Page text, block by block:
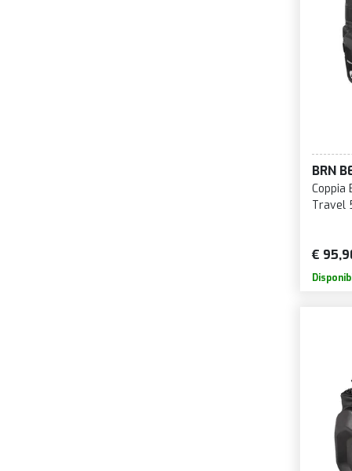
BRN
Coppia
Travel
€